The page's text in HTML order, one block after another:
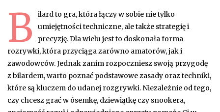
B
ilard to gra, która łączy w sobie nie tylko
umiejętności techniczne, ale także strategię i
precyzję. Dla wielu jest to doskonała forma
rozrywki, która przyciąga zarówno amatorów, jak i
zawodowców. Jednak zanim rozpoczniesz swoją przygodę
z bilardem, warto poznać podstawowe zasady oraz techniki,
które są kluczem do udanej rozgrywki. Niezależnie od tego,
czy chcesz grać w ósemkę, dziewiątkę czy snookera,